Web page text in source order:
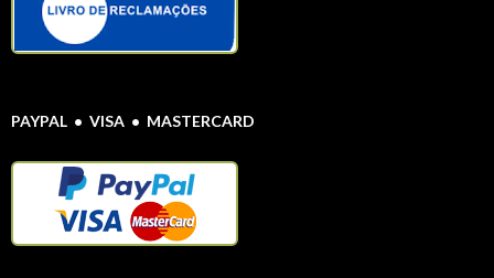
PAYPAL • VISA • MASTERCARD